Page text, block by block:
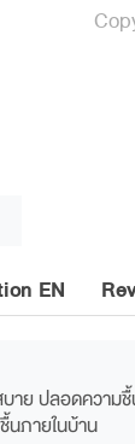
EN
าย ปลอดความชื้
นภายในบ้าน